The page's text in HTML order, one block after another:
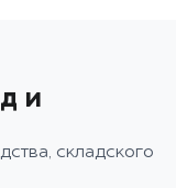
и
складского